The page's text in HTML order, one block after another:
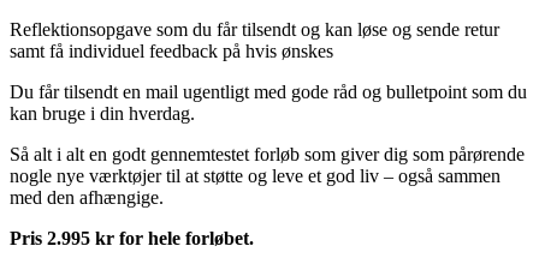
Reflektionsopgave som du får tilsendt og kan løse og sende retur
samt få individuel feedback på hvis ønskes
Du får tilsendt en mail ugentligt med gode råd og bulletpoint som du
kan bruge i din hverdag.
Så alt i alt en godt gennemtestet forløb som giver dig som pårørende
nogle nye værktøjer til at støtte og leve et god liv – også sammen
med den afhængige.
Pris 2.995 kr for hele forløbet.